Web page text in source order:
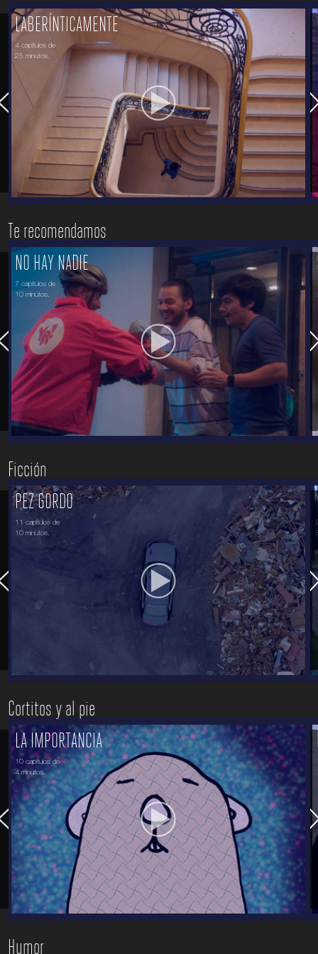
LABERÍNTICAMENTE
4 capítulos de
25 minutos.
Te recomendamos
NO HAY NADIE
7 capítulos de
10 minutos.
Ficción
PEZ GORDO
11 capítulos de
10 minutos.
Cortitos y al pie
LA IMPORTANCIA
10 capítulos de
4 minutos.
Humor